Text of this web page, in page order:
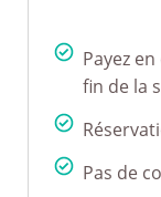
Payez
fin de la
Pas de